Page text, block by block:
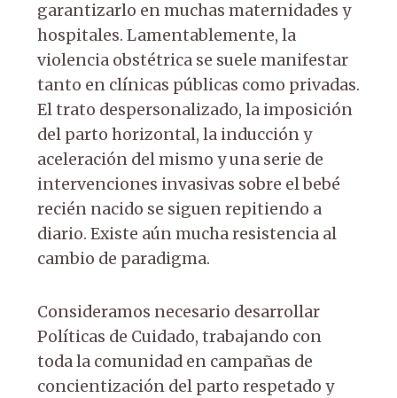
garantizarlo en muchas maternidades y
hospitales. Lamentablemente, la
violencia obstétrica se suele manifestar
tanto en clínicas públicas como privadas.
El trato despersonalizado, la imposición
del parto horizontal, la inducción y
aceleración del mismo y una serie de
intervenciones invasivas sobre el bebé
recién nacido se siguen repitiendo a
diario. Existe aún mucha resistencia al
cambio de paradigma.
Consideramos necesario desarrollar
Políticas de Cuidado, trabajando con
toda la comunidad en campañas de
concientización del parto respetado y